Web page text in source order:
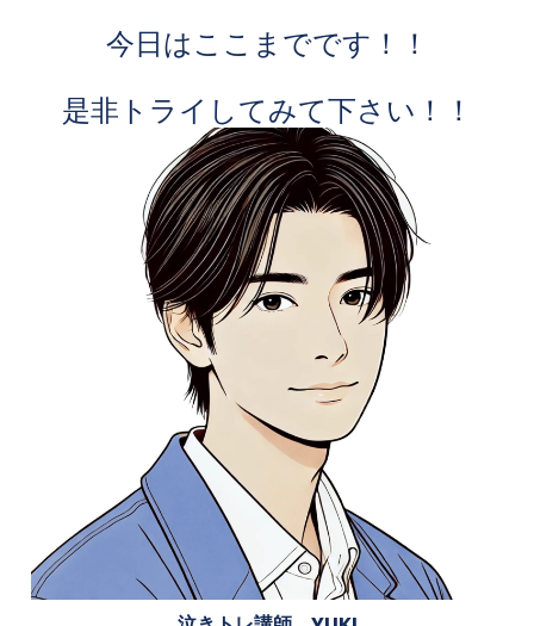
今日はここまでです！！
是非トライしてみて下さい！！